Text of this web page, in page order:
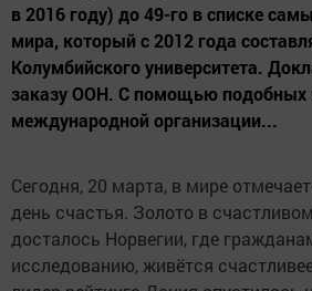
в 2016 году) до 49-го в списке
мира, который с 2012 года
Колумбийского университета.
заказу ООН. С помощью подобных
международной организации...
Сегодня, 20 марта, в мире
день счастья. Золото в
досталось Норвегии, где
исследованию, живётся